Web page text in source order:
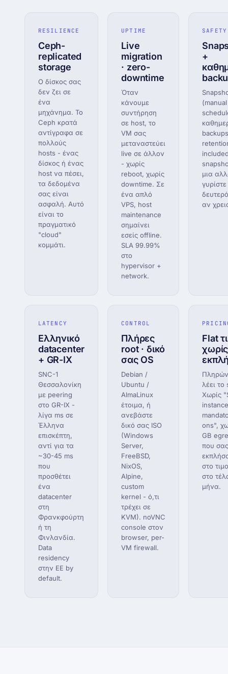
RESILIENCE
Ceph-
replicated
storage
Ο δίσκος σας
δεν ζει σε
ένα
μηχάνημα. Το
Ceph κρατά
αντίγραφα σε
πολλούς
hosts - ένας
δίσκος ή ένας
host να πέσει,
τα δεδομένα
σας είναι
ασφαλή. Αυτό
είναι το
πραγματικό
"cloud"
κομμάτι.
UPTIME
Live
migration
· zero-
downtime
Όταν
κάνουμε
συντήρηση
σε host, το
VM σας
μεταναστεύει
live σε άλλον
- χωρίς
reboot, χωρίς
downtime. Σε
ένα απλό
VPS, host
maintenance
σημαίνει
εσείς offline.
SLA 99.99%
στο
hypervisor +
network.
+
μια
αν
LATENCY
Ελληνικό
datacenter
+ GR-IX
SNC-1
Θεσσαλονίκη
με peering
στο GR-IX -
λίγα ms σε
Έλληνα
επισκέπτη,
αντί για τα
~30-45 ms
που
προσθέτει
ένα
datacenter
στη
Φρανκφούρτη
ή τη
Φινλανδία.
Data
residency
στην ΕΕ by
default.
CONTROL
Πλήρες
root · δικό
σας OS
Debian /
Ubuntu /
AlmaLinux
έτοιμα, ή
ανεβάστε
δικό σας ISO
(Windows
Server,
FreeBSD,
NixOS,
Alpine,
custom
kernel - ό,τι
τρέχει σε
KVM). noVNC
console στον
browser, per-
VM firewall.
Flat
χωρίς
λέει το
Χωρίς
ons",
GB
που
στο
στο
μήνα.